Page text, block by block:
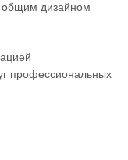
общим дизайном
профессиональных